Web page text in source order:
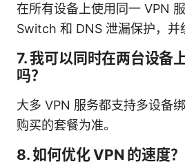
在所有设备上使用同一 VPN
Switch 和 DNS 泄漏保护，并
7. 我可以同时在两台设备
吗？
大多 VPN 服务都支持多设备
购买的套餐为准。
8. 如何优化 VPN 的速度？